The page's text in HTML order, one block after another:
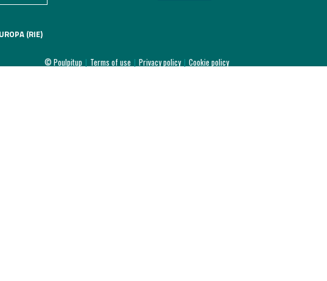
(RIE)
© Poulpitup | Terms of use | Privacy policy | Cookie policy